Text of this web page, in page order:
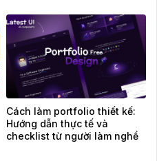
Cách làm portfolio thiết kế:
Hướng dẫn thực tế và
checklist từ người làm nghề